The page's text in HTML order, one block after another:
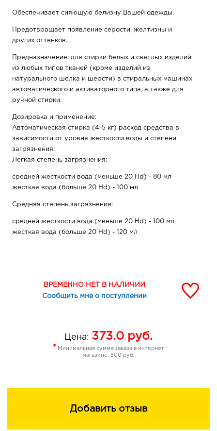
Обеспечивает сияющую белизну Вашей одежды.
Предотвращает появление серости, желтизны и
других оттенков.
Предназначение: для стирки белых и светлых изделий
из любых типов тканей (кроме изделий из
натурального шелка и шерсти) в стиральных машинах
автоматического и активаторного типа, а также для
ручной стирки.
Дозировка и применение:
Автоматическая стирка (4-5 кг) расход средства в
зависимости от уровня жесткости воды и степени
загрязнения:
Легкая степень загрязнения:
средней жесткости вода (меньше 20 Hd) - 80 мл
жесткая вода (больше 20 Hd) - 100 мл
Средняя степень загрязнения:
средней жесткости вода (меньше 20 Hd) - 100 мл
жесткая вода (больше 20 Hd) - 120 мл
Ручная стирка (на 10 л воды) - расход средства в
жесткая вода (больше 20 Hd) - 70 мл
Температура применения: от 30 до 90°С
ВРЕМЕННО НЕТ В НАЛИЧИИ
Сообщить мне о поступлении
Цена: 373.0 руб.
* Минимальная сумма заказа в интернет
магазине: 500 руб.
Добавить отзыв